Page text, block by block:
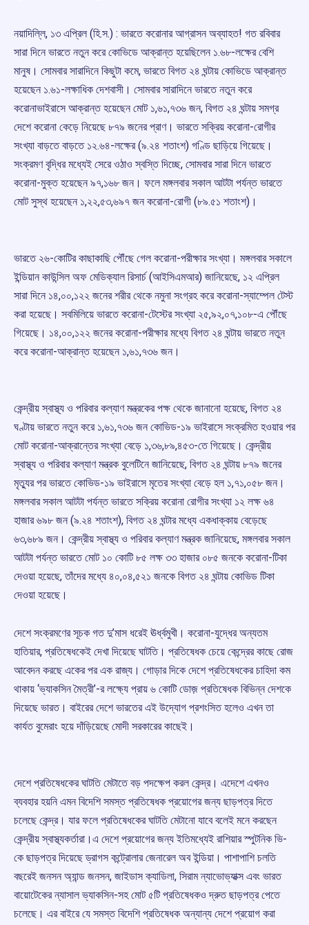
নয়াদিল্লি, ১৩ এপ্রিল (হি.স.) : ভারতে করোনার আগ্রাসন অব্যাহত! গত রবিবার
সারা দিনে ভারতে নতুন করে কোভিডে আক্রান্ত হয়েছিলেন ১.৬৮-লক্ষের বেশি
মানুষ। সোমবার সারাদিনে কিছুটা কমে, ভারতে বিগত ২৪ ঘন্টায় কোভিডে আক্রান্ত
হয়েছেন ১.৬১-লক্ষাধিক দেশবাসী। সোমবার সারাদিনে ভারতে নতুন করে
করোনাভাইরাসে আক্রান্ত হয়েছেন মোট ১,৬১,৭৩৬ জন, বিগত ২৪ ঘন্টায় সমগ্র
দেশে করোনা কেড়ে নিয়েছে ৮৭৯ জনের প্রাণ। ভারতে সক্রিয় করোনা-রোগীর
সংখ্যা বাড়তে বাড়তে ১২.৬৪-লক্ষের (৯.২৪ শতাংশ) গণ্ডি ছাড়িয়ে গিয়েছে।
সংক্রমণ বৃদ্ধির মধ্যেই সেরে ওঠাও স্বস্তি দিচ্ছে, সোমবার সারা দিনে ভারতে
করোনা-মুক্ত হয়েছেন ৯৭,১৬৮ জন। ফলে মঙ্গলবার সকাল আটটা পর্যন্ত ভারতে
মোট সুস্থ হয়েছেন ১,২২,৫৩,৬৯৭ জন করোনা-রোগী (৮৯.৫১ শতাংশ)।
ভারতে ২৬-কোটির কাছাকাছি পৌঁছে গেল করোনা-পরীক্ষার সংখ্যা। মঙ্গলবার সকালে
ইন্ডিয়ান কাউন্সিল অফ মেডিক্যাল রিসার্চ (আইসিএমআর) জানিয়েছে, ১২ এপ্রিল
সারা দিনে ১৪,০০,১২২ জনের শরীর থেকে নমুনা সংগ্রহ করে করোনা-স্যাম্পেল টেস্ট
করা হয়েছে। সবমিলিয়ে ভারতে করোনা-টেস্টের সংখ্যা ২৫,৯২,০৭,১০৮-এ পৌঁছে
গিয়েছে। ১৪,০০,১২২ জনের করোনা-পরীক্ষার মধ্যে বিগত ২৪ ঘন্টায় ভারতে নতুন
করে করোনা-আক্রান্ত হয়েছেন ১,৬১,৭৩৬ জন।
কেন্দ্রীয় স্বাস্থ্য ও পরিবার কল্যাণ মন্ত্রকের পক্ষ থেকে জানানো হয়েছে, বিগত ২৪
ঘণ্টায় ভারতে নতুন করে ১,৬১,৭৩৬ জন কোভিড-১৯ ভাইরাসে সংক্রমিত হওয়ার পর
মোট করোনা-আক্রান্তের সংখ্যা বেড়ে ১,৩৬,৮৯,৪৫৩-তে গিয়েছে। কেন্দ্রীয়
স্বাস্থ্য ও পরিবার কল্যাণ মন্ত্রক বুলেটিনে জানিয়েছে, বিগত ২৪ ঘন্টায় ৮৭৯ জনের
মৃত্যুর পর ভারতে কোভিড-১৯ ভাইরাসে মৃতের সংখ্যা বেড়ে হল ১,৭১,০৫৮ জন।
মঙ্গলবার সকাল আটটা পর্যন্ত ভারতে সক্রিয় করোনা রোগীর সংখ্যা ১২ লক্ষ ৬৪
হাজার ৬৯৮ জন (৯.২৪ শতাংশ), বিগত ২৪ ঘন্টার মধ্যে একধাক্কায় বেড়েছে
৬৩,৬৮৯ জন। কেন্দ্রীয় স্বাস্থ্য ও পরিবার কল্যাণ মন্ত্রক জানিয়েছে, মঙ্গলবার সকাল
আটটা পর্যন্ত ভারতে মোট ১০ কোটি ৮৫ লক্ষ ৩৩ হাজার ০৮৫ জনকে করোনা-টিকা
দেওয়া হয়েছে, তাঁদের মধ্যে ৪০,০৪,৫২১ জনকে বিগত ২৪ ঘন্টায় কোভিড টিকা
দেওয়া হয়েছে।
দেশে সংক্রমণের সূচক গত দু’মাস ধরেই ঊর্ধ্বমুখী। করোনা-যুদ্ধের অন্যতম
হাতিয়ার, প্রতিষেধকেই দেখা দিয়েছে ঘাটতি। প্রতিষেধক চেয়ে কেন্দ্রের কাছে রোজ
আবেদন করছে একের পর এক রাজ্য। গোড়ার দিকে দেশে প্রতিষেধকের চাহিদা কম
থাকায় ‘ভ্যাকসিন মৈত্রী’-র লক্ষ্যে প্রায় ৬ কোটি ডোজ় প্রতিষেধক বিভিন্ন দেশকে
দিয়েছে ভারত। বাইরের দেশে ভারতের এই উদ্যোগ প্রশংসিত হলেও এখন তা
কার্যত বুমেরাং হয়ে দাঁড়িয়েছে মোদী সরকারের কাছেই।
দেশে প্রতিষেধকের ঘাটতি মেটাতে বড় পদক্ষেপ করল কেন্দ্র। এদেশে এখনও
ব্যবহার হয়নি এমন বিদেশি সমস্ত প্রতিষেধক প্রয়োগের জন্য ছাড়পত্র দিতে
চলেছে কেন্দ্র। যার ফলে প্রতিষেধকের ঘাটতি মেটানো যাবে বলেই মনে করছেন
কেন্দ্রীয় স্বাস্থ্যকর্তারা।এ দেশে প্রয়োগের জন্য ইতিমধ্যেই রাশিয়ার স্পুটনিক ভি-
কে ছাড়পত্র দিয়েছে ড্রাগস কন্ট্রোলার জেনারেল অব ইন্ডিয়া। পাশাপাশি চলতি
বছরেই জনসন অ্যান্ড জনসন, জাইডাস ক্যাডিলা, সিরাম ন্যাভোভ্যাক্স এবং ভারত
বায়োটেকের ন্যাসাল ভ্যাকসিন-সহ মোট ৫টি প্রতিষেধকও দ্রুত ছাড়পত্র পেতে
চলেছে। এর বাইরে যে সমস্ত বিদেশি প্রতিষেধক অন্যান্য দেশে প্রয়োগ করা